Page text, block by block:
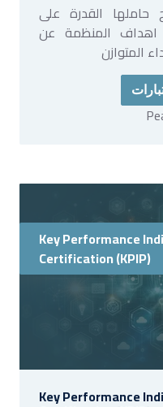
حاملها القدرة على
اهداف المنظمة عن
المتوازن
Key Performance
Certification (KPIP)
Key Performance